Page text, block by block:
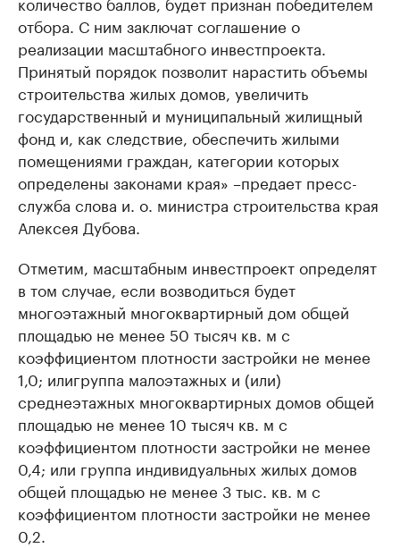
отбора. С ним заключат соглашение о
реализации масштабного инвестпроекта.
Принятый порядок позволит нарастить объемы
строительства жилых домов, увеличить
государственный и муниципальный жилищный
фонд и, как следствие, обеспечить жилыми
помещениями граждан, категории которых
определены законами края» –предает пресс-
служба слова и. о. министра строительства края
Алексея Дубова.
Отметим, масштабным инвестпроект определят
в том случае, если возводиться будет
многоэтажный многоквартирный дом общей
площадью не менее 50 тысяч кв. м с
коэффициентом плотности застройки не менее
1,0; илигруппа малоэтажных и (или)
среднеэтажных многоквартирных домов общей
площадью не менее 10 тысяч кв. м с
коэффициентом плотности застройки не менее
0,4; или группа индивидуальных жилых домов
общей площадью не менее 3 тыс. кв. м с
коэффициентом плотности застройки не менее
0,2.